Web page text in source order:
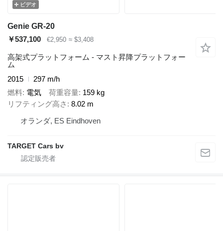
ビデオ
Genie GR-20
￥537,100
€2,950 ≈ $3,408
高架式プラットフォーム - マスト昇降プラットフォー
ム
2015
297 m/h
燃料 電気 荷重容量 159 kg
リフティング高さ
8.02 m
オランダ, ES Eindhoven
TARGET Cars bv